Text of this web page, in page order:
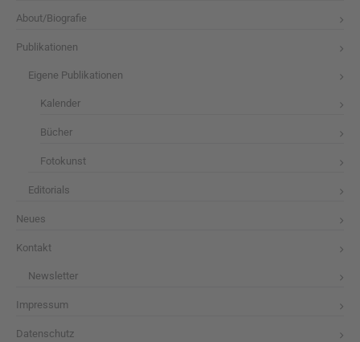
About/Biografie
Publikationen
Eigene Publikationen
Kalender
Bücher
Fotokunst
Editorials
Neues
Kontakt
Newsletter
Impressum
Datenschutz